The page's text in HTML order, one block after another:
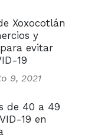
Xoxocotlán
y
evitar
19
9, 2021
de 40 a 49
19 en